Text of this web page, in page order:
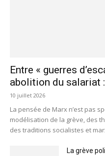
Entre « guerres
abolition du salariat
10 juillet 2026
La pensée de Marx n’est pas
modélisation de la grève, des
des traditions socialistes et
La grève